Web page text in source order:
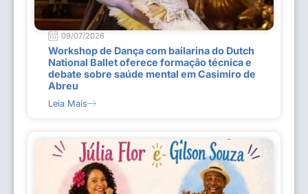
09/07/2026
Workshop de Dança com bailarina do Dutch
National Ballet oferece formação técnica e
debate sobre saúde mental em Casimiro de
Abreu
Leia Mais